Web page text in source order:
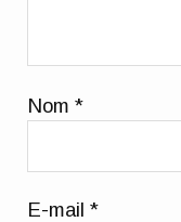
Nom*
E-mail*